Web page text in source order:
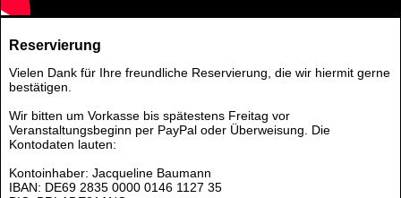
Reservierung
Vielen Dank für Ihre freundliche Reservierung, die wir hiermit gerne
bestätigen.
Wir bitten um Vorkasse bis spätestens Freitag vor
Veranstaltungsbeginn per PayPal oder Überweisung. Die
Kontodaten lauten:
Kontoinhaber: Jacqueline Baumann
IBAN: DE69 2835 0000 0146 1127 35